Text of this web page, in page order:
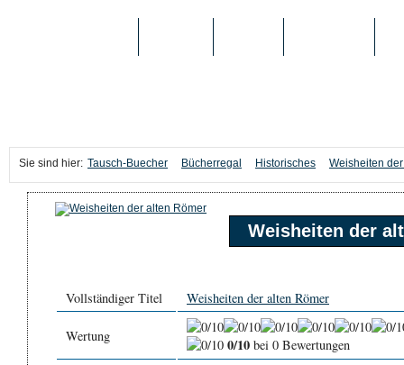
Sie sind hier: Tausch-Buecher Bücherregal Historisches Weisheiten
Weisheiten der
Vollständiger Titel Weisheiten der alten Römer
Wertung 0/10 bei 0 Bewertungen